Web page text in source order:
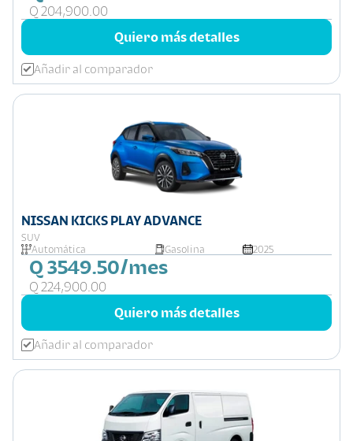
Q 204,900.00
Quiero más detalles
Añadir al comparador
NISSAN KICKS PLAY ADVANCE
SUV
Automática
Gasolina 2025
Q 3549.50/mes
Q 224,900.00
Quiero más detalles
Añadir al comparador